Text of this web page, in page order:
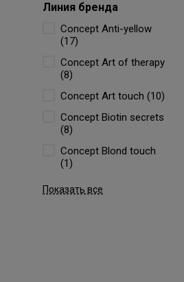
Линия бренда
Concept Anti-yellow
(17)
Concept Art of therapy
(8)
Concept Art touch (10)
Concept Biotin secrets
(8)
Concept Blond touch
(1)
Показать все